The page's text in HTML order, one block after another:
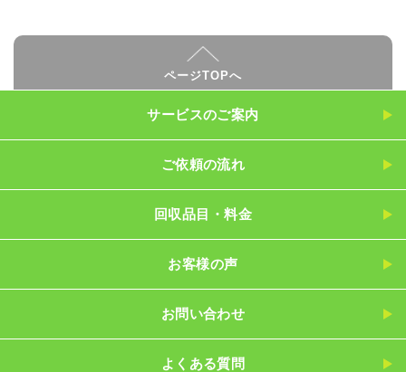
ページTOPへ
サービスのご案内
ご依頼の流れ
回収品目・料金
お客様の声
お問い合わせ
よくある質問